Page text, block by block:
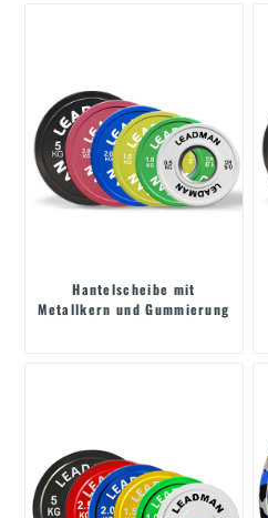
Hantelscheibe mit
Metallkern und Gummierung